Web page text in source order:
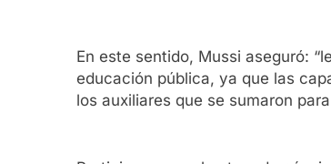
En este sentido, Mussi aseguró:
educación pública, ya que las
los auxiliares que se sumaron